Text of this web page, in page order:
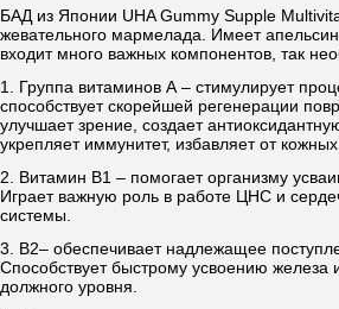
БАД из Японии UHA Gummy Supple
жевательного мармелада. Имеет
входит много важных компонентов, так
1. Группа витаминов А – стимулирует
способствует скорейшей регенерации
улучшает зрение, создает
укрепляет иммунитет, избавляет от
2. Витамин В1 – помогает организму
Играет важную роль в работе ЦНС и
системы.
3. B2– обеспечивает надлежащее
Способствует быстрому усвоению железа
должного уровня.